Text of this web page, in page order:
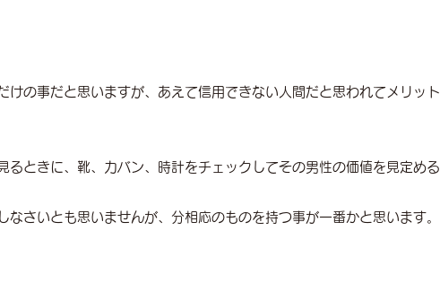
けの事だと思いますが、あえて信用できない人間だと思われてメリット
ときに、靴、カバン、時計をチェックしてその男性の価値を見定める
さいとも思いませんが、分相応のものを持つ事が一番かと思います。